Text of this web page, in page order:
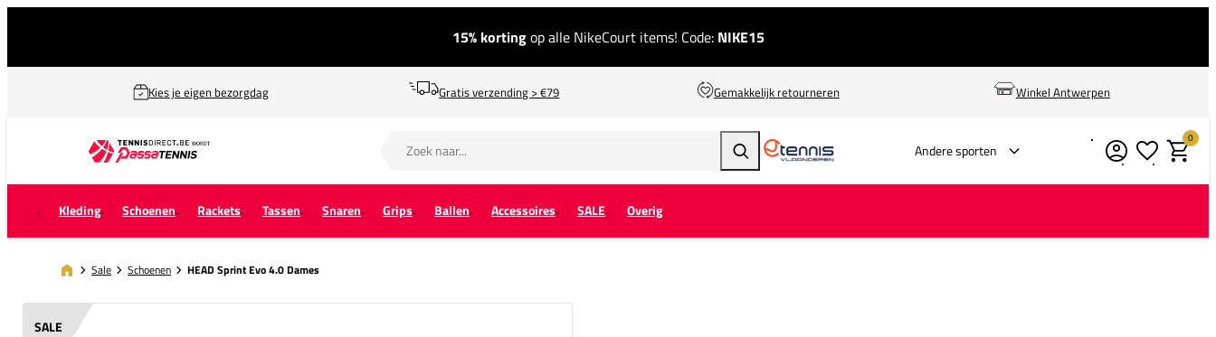
15% kortingop alle NikeCourt items! Code: NIKE15
Kies je eigen bezorgdag Gratis verzending > €79 Gemakkelijk retourneren Winkel Antwerpen
Zoeken Andere sporten Verlanglijstje
0
Kleding Schoenen Rackets Tassen Snaren Grips Ballen Accessoires SALE Overig
Sale Schoenen HEAD Sprint Evo 4.0 Dames
SALE